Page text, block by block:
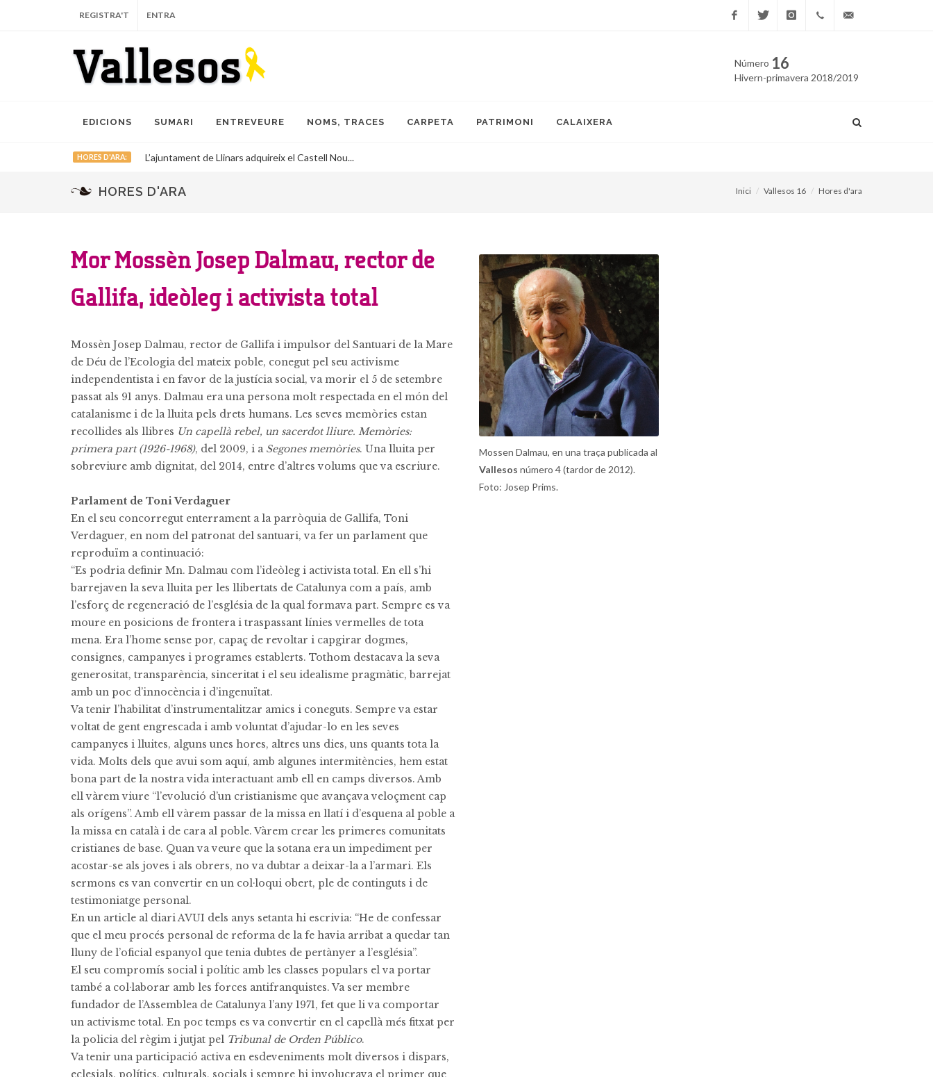
REGISTRA'T ENTRA
40 40
Número 16
Hivern-primavera 2018/2019
EDICIONS SUMARI ENTREVEURE NOMS, TRACES CARPETA PATRIMONI CALAIXERA
HORES D'ARA: L’ajuntament de Llinars adquireix el Castell Nou...
HORES D'ARA Inici Vallesos 16 Hores d'ara
Mor Mossèn Josep Dalmau, rector de
Gallifa, ideòleg i activista total
Mossèn Josep Dalmau, rector de Gallifa i impulsor del Santuari de la Mare
de Déu de l’Ecologia del mateix poble, conegut pel seu activisme
independentista i en favor de la justícia social, va morir el 5 de setembre
passat als 91 anys. Dalmau era una persona molt respectada en el món del
catalanisme i de la lluita pels drets humans. Les seves memòries estan
recollides als llibres Un capellà rebel, un sacerdot lliure. Memòries:
primera part (1926-1968), del 2009, i a Segones memòries. Una lluita per
sobreviure amb dignitat, del 2014, entre d’altres volums que va escriure.
Parlament de Toni Verdaguer
En el seu concorregut enterrament a la parròquia de Gallifa, Toni
Verdaguer, en nom del patronat del santuari, va fer un parlament que
reproduïm a continuació:
“Es podria definir Mn. Dalmau com l’ideòleg i activista total. En ell s’hi
barrejaven la seva lluita per les llibertats de Catalunya com a país, amb
l’esforç de regeneració de l’església de la qual formava part. Sempre es va
moure en posicions de frontera i traspassant línies vermelles de tota
mena. Era l’home sense por, capaç de revoltar i capgirar dogmes,
consignes, campanyes i programes establerts. Tothom destacava la seva
generositat, transparència, sinceritat i el seu idealisme pragmàtic, barrejat
amb un poc d’innocència i d’ingenuïtat.
Va tenir l’habilitat d’instrumentalitzar amics i coneguts. Sempre va estar
voltat de gent engrescada i amb voluntat d’ajudar-lo en les seves
campanyes i lluites, alguns unes hores, altres uns dies, uns quants tota la
vida. Molts dels que avui som aquí, amb algunes intermitències, hem estat
bona part de la nostra vida interactuant amb ell en camps diversos. Amb
ell vàrem viure “l’evolució d’un cristianisme que avançava veloçment cap
als orígens”. Amb ell vàrem passar de la missa en llatí i d’esquena al poble a
la missa en català i de cara al poble. Vàrem crear les primeres comunitats
cristianes de base. Quan va veure que la sotana era un impediment per
acostar-se als joves i als obrers, no va dubtar a deixar-la a l’armari. Els
sermons es van convertir en un col·loqui obert, ple de continguts i de
testimoniatge personal.
En un article al diari AVUI dels anys setanta hi escrivia: “He de confessar
que el meu procés personal de reforma de la fe havia arribat a quedar tan
lluny de l’oficial espanyol que tenia dubtes de pertànyer a l’església”.
El seu compromís social i polític amb les classes populars el va portar
també a col·laborar amb les forces antifranquistes. Va ser membre
fundador de l’Assemblea de Catalunya l’any 1971, fet que li va comportar
un activisme total. En poc temps es va convertir en el capellà més fitxat per
la policia del règim i jutjat pel Tribunal de Orden Público.
Va tenir una participació activa en esdeveniments molt diversos i dispars,
eclesials, polítics, culturals, socials i sempre hi involucrava el primer que
Mossen Dalmau, en una traça publicada al
Vallesos número 4 (tardor de 2012).
Foto: Josep Prims.